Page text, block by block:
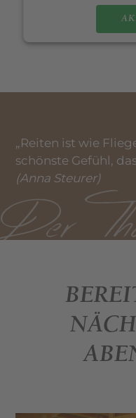
„Reiten ist wie
schönste Gefühl,
(Anna Steurer)
Der